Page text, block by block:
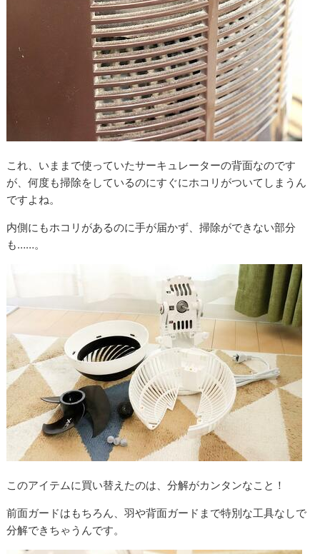
これ、いままで使っていたサーキュレーターの背面なのです
が、何度も掃除をしているのにすぐにホコリがついてしまうん
ですよね。
内側にもホコリがあるのに手が届かず、掃除ができない部分
も……。
このアイテムに買い替えたのは、分解がカンタンなこと！
前面ガードはもちろん、羽や背面ガードまで特別な工具なしで
分解できちゃうんです。